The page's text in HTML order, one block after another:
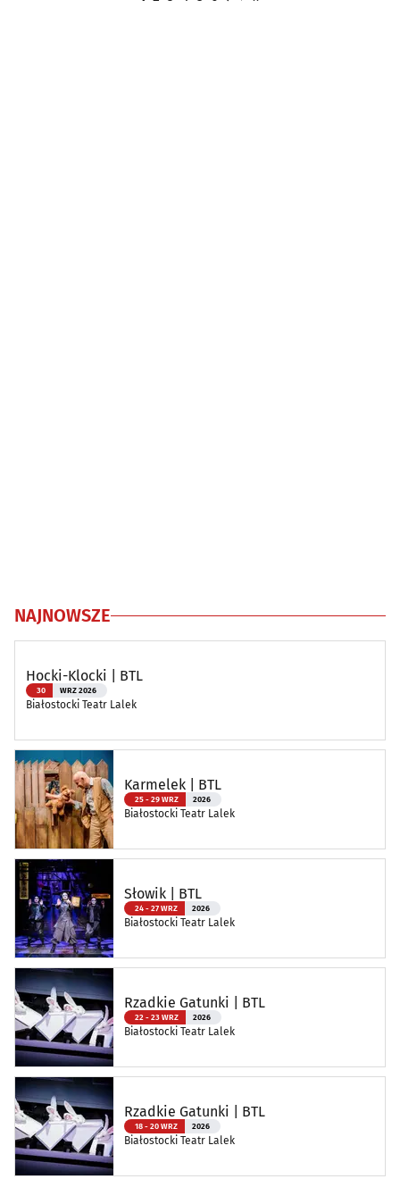
NAJNOWSZE
Hocki-Klocki | BTL
30 WRZ 2026
Białostocki Teatr Lalek
Karmelek | BTL
25 - 29 WRZ 2026
Białostocki Teatr Lalek
Słowik | BTL
24 - 27 WRZ 2026
Białostocki Teatr Lalek
Rzadkie Gatunki | BTL
22 - 23 WRZ 2026
Białostocki Teatr Lalek
Rzadkie Gatunki | BTL
18 - 20 WRZ 2026
Białostocki Teatr Lalek